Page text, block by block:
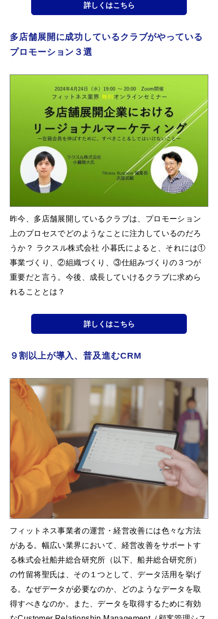
詳しくはこちら
多店舗展開に成功しているクラブがやっている
プロモーション３選
昨今、多店舗展開しているクラブは、プロモーション
上のプロセスでどのようなことに注力しているのだろ
うか？ ラクスル株式会社 小暮氏によると、それには①
事業づくり、②組織づくり、③仕組みづくりの３つが
重要だと言う。今後、成長していけるクラブに求めら
れることとは？
詳しくはこちら
９割以上が導入、普及進むCRM
フィットネス事業者の運営・経営改善には色々な方法
がある。幅広い業界において、経営改善をサポートす
る株式会社船井総合研究所（以下、船井総合研究所）
の竹留将聖氏は、その１つとして、データ活用を挙げ
る。なぜデータが必要なのか、どのようなデータを取
得すべきなのか。また、データを取得するために有効